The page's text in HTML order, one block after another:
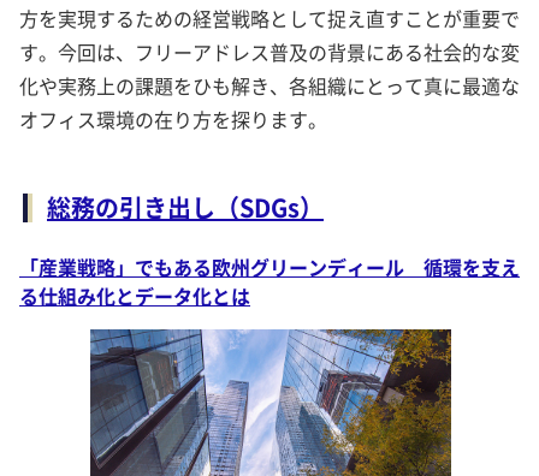
方を実現するための経営戦略として捉え直すことが重要で
す。今回は、フリーアドレス普及の背景にある社会的な変
化や実務上の課題をひも解き、各組織にとって真に最適な
オフィス環境の在り方を探ります。
総務の引き出し（SDGs）
「産業戦略」でもある欧州グリーンディール 循環を支え
る仕組み化とデータ化とは